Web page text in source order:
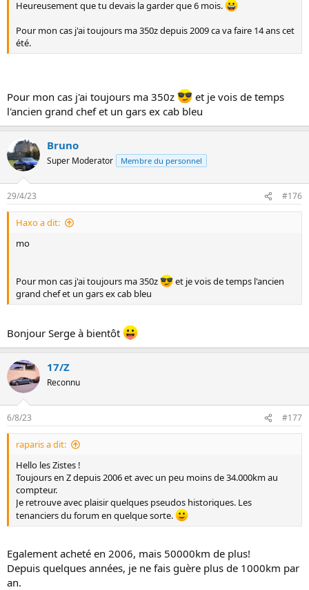
Heureusement que tu devais la garder que 6 mois.
Pour mon cas j'ai toujours ma 350z depuis 2009 ca va faire 14 ans cet
été.
Pour mon cas j'ai toujours ma 350z
et je vois de temps
l'ancien grand chef et un gars ex cab bleu
Bruno
Super Moderator Membre du personnel
29/4/23 #176
Haxo a dit:
mo
Pour mon cas j'ai toujours ma 350z
et je vois de temps l'ancien
grand chef et un gars ex cab bleu
Bonjour Serge à bientôt
17/Z
Reconnu
6/8/23 #177
raparis a dit:
Hello les Zistes !
Toujours en Z depuis 2006 et avec un peu moins de 34.000km au
compteur.
Je retrouve avec plaisir quelques pseudos historiques. Les
tenanciers du forum en quelque sorte.
Egalement acheté en 2006, mais 50000km de plus!
Depuis quelques années, je ne fais guère plus de 1000km par
an.